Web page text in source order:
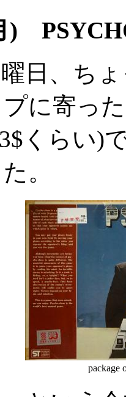
)
日、ち
に寄っ
くらい)
。
package